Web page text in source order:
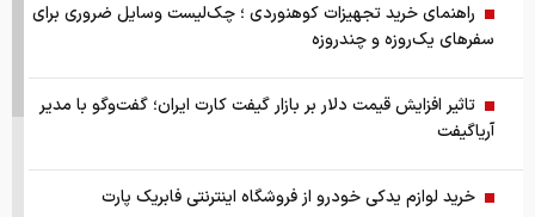
راهنمای خرید تجهیزات کوهنوردی ؛ چک‌لیست وسایل ضروری برای
سفرهای یک‌روزه و چندروزه
تاثیر افزایش قیمت دلار بر بازار گیفت کارت ایران؛ گفت‌وگو با مدیر
آریاگیفت
خرید لوازم یدکی خودرو از فروشگاه اینترنتی فابریک پارت